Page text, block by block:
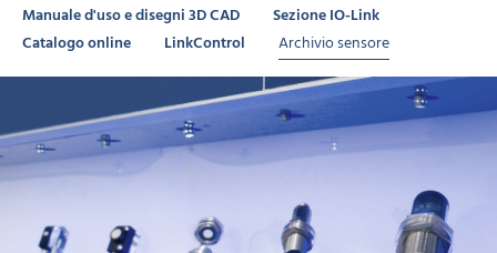
Manuale d'uso e disegni 3D CAD
Sezione IO-Link
Catalogo online
LinkControl Archivio sensore